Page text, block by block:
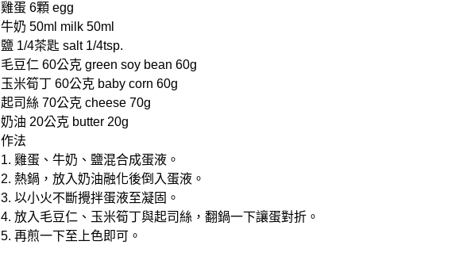
雞蛋 6顆 egg
牛奶 50ml milk 50ml
鹽 1/4茶匙 salt 1/4tsp.
毛豆仁 60公克 green soy bean 60g
玉米筍丁 60公克 baby corn 60g
起司絲 70公克 cheese 70g
奶油 20公克 butter 20g
作法
1. 雞蛋、牛奶、鹽混合成蛋液。
2. 熱鍋，放入奶油融化後倒入蛋液。
3. 以小火不斷攪拌蛋液至凝固。
4. 放入毛豆仁、玉米筍丁與起司絲，翻鍋一下讓蛋對折。
5. 再煎一下至上色即可。